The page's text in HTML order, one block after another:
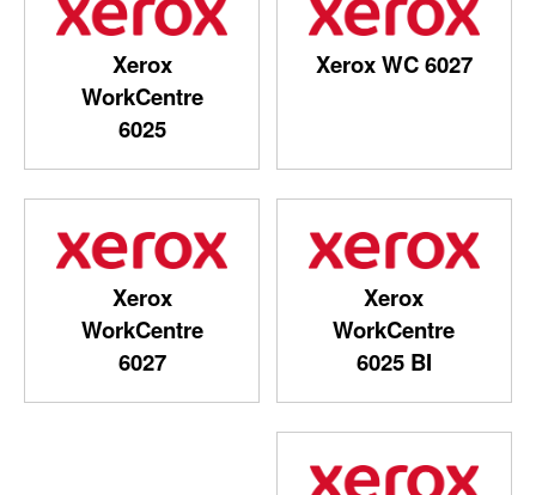
Xerox WC 6027
Xerox
WorkCentre
6025
Xerox
WorkCentre
6025 BI
Xerox
WorkCentre
6027